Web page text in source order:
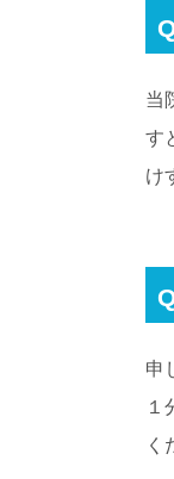
当
す
け
申
１
く